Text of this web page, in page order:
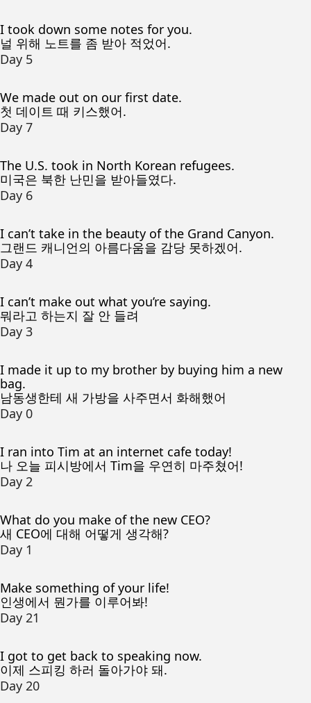
I took down some notes for you.
널 위해 노트를 좀 받아 적었어.
Day 5
We made out on our first date.
첫 데이트 때 키스했어.
Day 7
The U.S. took in North Korean refugees.
미국은 북한 난민을 받아들였다.
Day 6
I can’t take in the beauty of the Grand Canyon.
그랜드 캐니언의 아름다움을 감당 못하겠어.
Day 4
I can’t make out what you’re saying.
뭐라고 하는지 잘 안 들려
Day 3
I made it up to my brother by buying him a new
bag.
남동생한테 새 가방을 사주면서 화해했어
Day 0
I ran into Tim at an internet cafe today!
나 오늘 피시방에서 Tim을 우연히 마주쳤어!
Day 2
What do you make of the new CEO?
새 CEO에 대해 어떻게 생각해?
Day 1
Make something of your life!
인생에서 뭔가를 이루어봐!
Day 21
I got to get back to speaking now.
이제 스피킹 하러 돌아가야 돼.
Day 20